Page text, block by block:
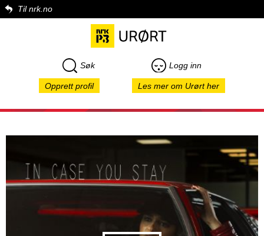
Til nrk.no
Søk Logg inn
Opprett profil Les mer om Urørt her